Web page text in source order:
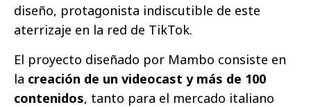
diseño, protagonista indiscutible de este
aterrizaje en la red de TikTok.
El proyecto diseñado por Mambo consiste en
la creación de un videocast y más de 100
contenidos, tanto para el mercado italiano